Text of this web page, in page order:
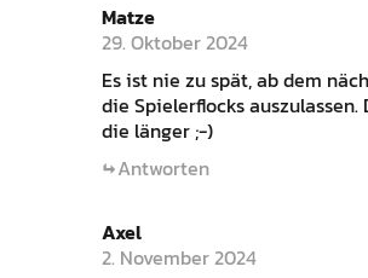
Matze
29. Oktober 2024
Es ist nie zu spät, ab dem
die Spielerflocks auszulassen.
die länger ;-)
Antworten
Axel
2. November 2024